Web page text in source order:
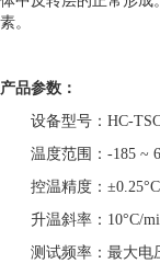
素。
产品参数：
设备型号： HC-
温度范围： -185 ~
控温精度： ±0.25°C
升温斜率： 10°C/
测试频率：最大电